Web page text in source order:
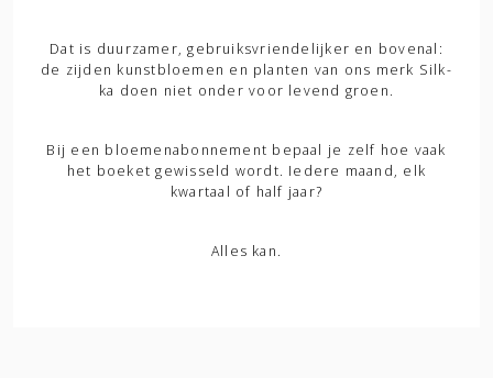
Dat is duurzamer, gebruiksvriendelijker en bovenal:
de zijden kunstbloemen en planten van ons merk Silk-
ka doen niet onder voor levend groen.
Bij een bloemenabonnement bepaal je zelf hoe vaak
het boeket gewisseld wordt. Iedere maand, elk
kwartaal of half jaar?
Alles kan.